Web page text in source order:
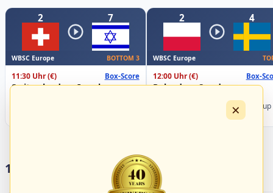
2 7
WBSC Europe BOTTOM 3
11:30 Uhr(€) Box-Score
Switzerland vs. Israel
2 4
WBSC Europe
12:00 Uhr(€) Box-
Poland vs. Sweden
Championship B Pool 2026 - Group
17 Vereine im S/HBV
×